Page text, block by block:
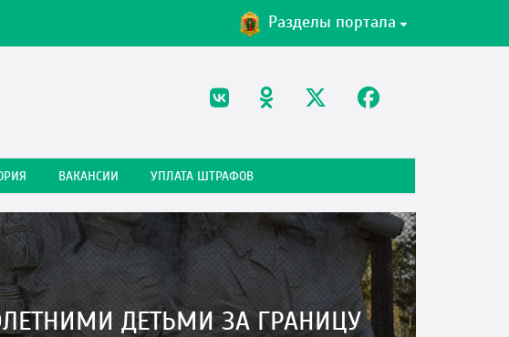
Разделы портала
ВАКАНСИИ УПЛАТА ШТРАФОВ
ДЕТЬМИ ЗА ГРАНИЦУ